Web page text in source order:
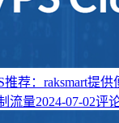
荐：raksmart提
流量2024-07-02评